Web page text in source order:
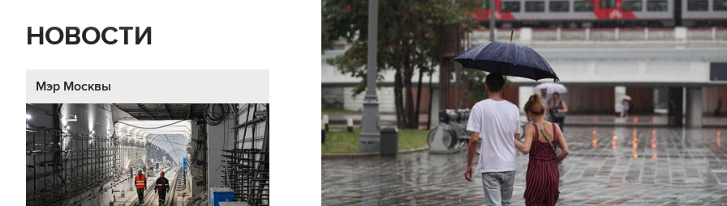
НОВОСТИ
Мэр Москвы